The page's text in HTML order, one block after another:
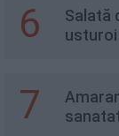
6
Salată
usturoi
7